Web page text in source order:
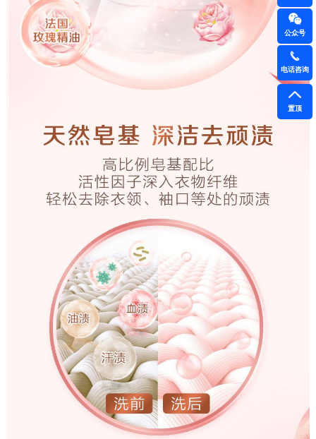
公众号
电话咨询
置顶